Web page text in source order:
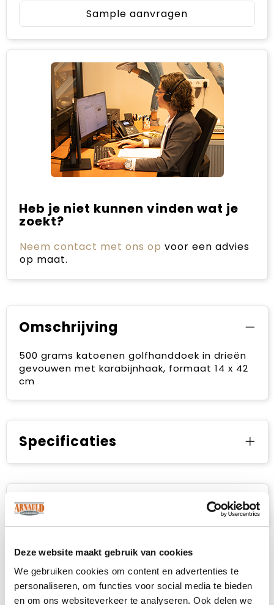
Deze website maakt gebruik van cookies
We gebruiken cookies om content en advertenties te
personaliseren, om functies voor social media te bieden
en om ons websiteverkeer te analyseren. Ook delen we
Sample aanvragen
Heb je niet kunnen vinden wat je
zoekt?
Neem contact met ons op voor een advies
op maat.
Omschrijving
500 grams katoenen golfhanddoek in drieën
gevouwen met karabijnhaak, formaat 14 x 42
cm
Specificaties
Prijsspecificaties